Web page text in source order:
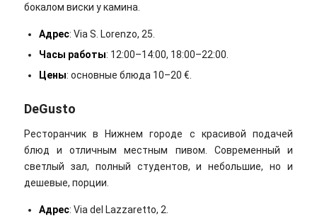
бокалом виски у камина.
Адрес: Via S. Lorenzo, 25.
Часы работы: 12:00–14:00, 18:00–22:00.
Цены: основные блюда 10–20 €.
DeGusto
Ресторанчик в Нижнем городе с красивой подачей
блюд и отличным местным пивом. Современный и
светлый зал, полный студентов, и небольшие, но и
дешевые, порции.
Адрес: Via del Lazzaretto, 2.